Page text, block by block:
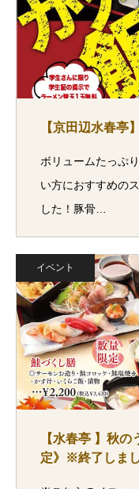
【京田辺水春亭
ボリュームたっぷ
い方におすすめの
した！豚骨…
イベント
【水春亭 】秋
定》※終了しま